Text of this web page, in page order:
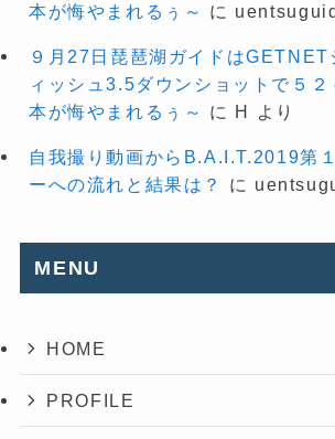
本が悔やまれるぅ～
に
９月27日琵琶湖ガイドはGETNET
ィッシュ3.5ダウンショットで５２
本が悔やまれるぅ～
に H より
自我撮り動画からB.A.I.T.2019第
ーへの流れと結果は？
に
MENU
HOME
PROFILE